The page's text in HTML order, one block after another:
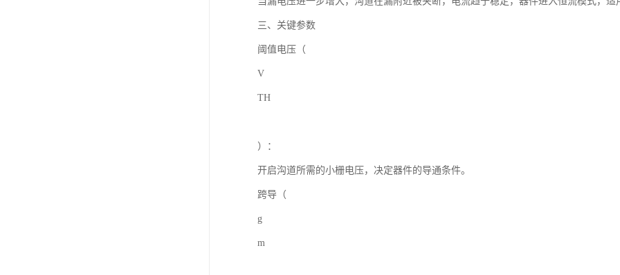
三、关键参数
阈值电压（
V
TH
）：
开启沟道所需的小栅电压，决定器件的导通条件。
跨导（
g
m